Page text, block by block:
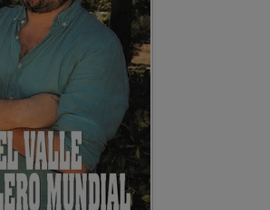
no es tan …
Huerta Grande: las
las personas empadronados en Pozuelo para